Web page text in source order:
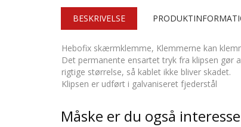
BESKRIVELSE
Hebofix skærmklemme, Klemmerne kan
Det permanente ensartet tryk fra klipsen gør
rigtige størrelse, så kablet ikke bliver skadet.
Klipsen er udført i galvaniseret fjederstål
Måske er du også